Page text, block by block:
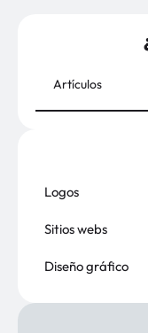
Logos
Sitios webs
Diseño gráfico